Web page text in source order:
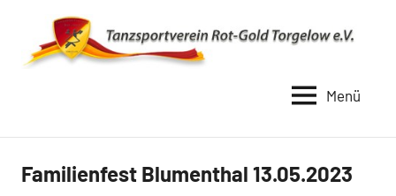
springen
Rot
Gold
Menü
Uncategorized
Familienfest Blumenthal 13.05.2023